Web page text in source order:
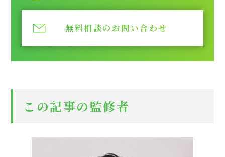
無料相談のお問い合わせ
この記事の監修者